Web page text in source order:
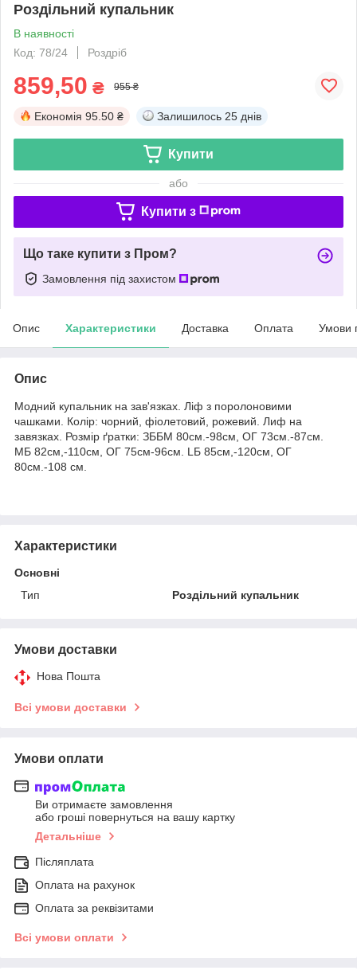
Роздільний купальник
В наявності
Код: 78/24
Роздріб
859,50 ₴ 955 ₴
Економія 95.50 ₴ Залишилось 25 днів
Купити
або
Купити з
Що таке купити з Пром?
Замовлення під захистом
Опис Характеристики Доставка Оплата Умови
Опис
Модний купальник на зав'язках. Ліф з поролоновими
чашками. Колір: чорний, фіолетовий, рожевий. Лиф на
завязках. Розмір ґратки: ЗББМ 80см.-98см, ОГ 73см.-87см.
МБ 82см,-110см, ОГ 75см-96см. LБ 85см,-120см, ОГ
80см.-108 см.
Характеристики
Основні
Тип
Роздільний купальник
Умови доставки
Нова Пошта
Всі умови доставки
Умови оплати
Ви отримаєте замовлення
або гроші повернуться на вашу картку
Детальніше
Післяплата
Оплата на рахунок
Оплата за реквізитами
Всі умови оплати